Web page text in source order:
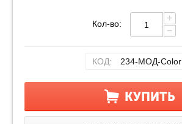
Кол-во:
+
−
КОД: 234-МОД-Color
КУПИТЬ